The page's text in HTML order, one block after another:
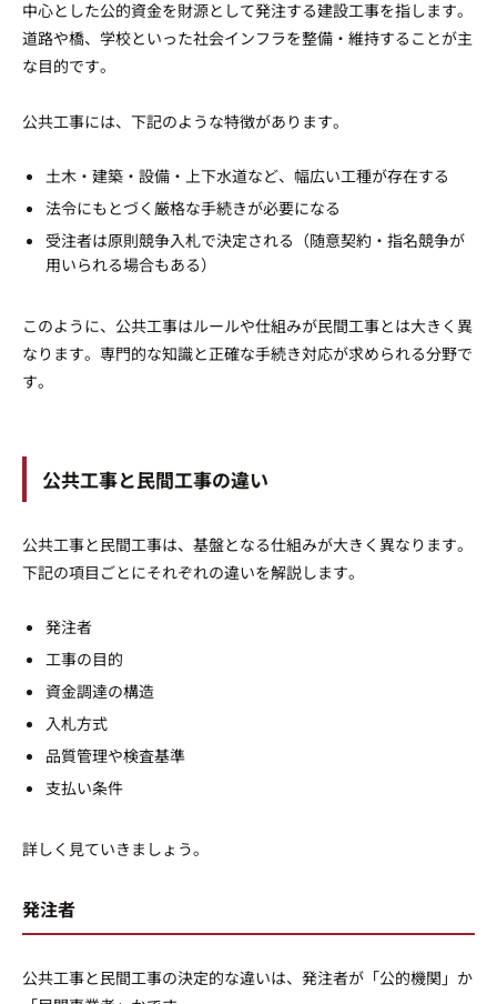
中心とした公的資金を財源として発注する建設工事を指します。
道路や橋、学校といった社会インフラを整備・維持することが主
な目的です。
公共工事には、下記のような特徴があります。
土木・建築・設備・上下水道など、幅広い工種が存在する
法令にもとづく厳格な手続きが必要になる
受注者は原則競争入札で決定される（随意契約・指名競争が
用いられる場合もある）
このように、公共工事はルールや仕組みが民間工事とは大きく異
なります。専門的な知識と正確な手続き対応が求められる分野で
す。
公共工事と民間工事の違い
公共工事と民間工事は、基盤となる仕組みが大きく異なります。
下記の項目ごとにそれぞれの違いを解説します。
発注者
工事の目的
資金調達の構造
入札方式
品質管理や検査基準
支払い条件
詳しく見ていきましょう。
発注者
公共工事と民間工事の決定的な違いは、発注者が「公的機関」か